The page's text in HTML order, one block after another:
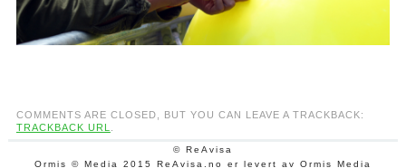
COMMENTS ARE CLOSED, BUT YOU CAN LEAVE A TRACKBACK:
TRACKBACK URL
© ReAvisa
Ormis © Media 2015 ReAvisa.no er levert av Ormis Media